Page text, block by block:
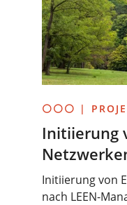
⚪⚪⚪ |
Initiierung
Initiierung von
nach LEEN-